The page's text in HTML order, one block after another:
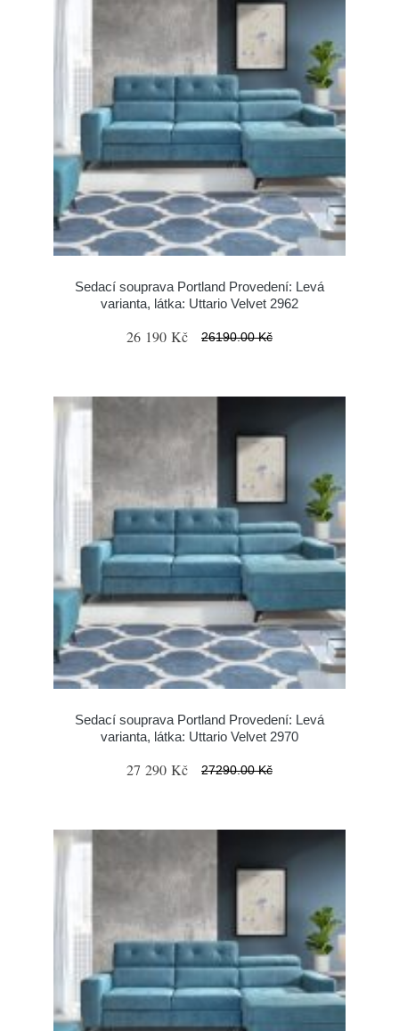
Sedací souprava Portland Provedení: Levá
varianta, látka: Uttario Velvet 2962
26 190 Kč 26190.00 Kč
Sedací souprava Portland Provedení: Levá
varianta, látka: Uttario Velvet 2970
27 290 Kč 27290.00 Kč